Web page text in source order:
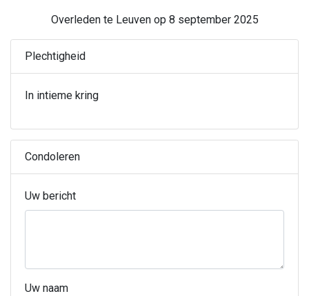
Overleden te Leuven op 8 september 2025
Plechtigheid
In intieme kring
Condoleren
Uw bericht
Uw naam